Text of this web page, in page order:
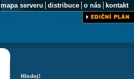
mapa serveru distribuce o nás kontakt